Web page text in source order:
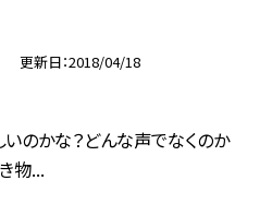
更新日 2018/04/18
のかな？どんな声でなくのか
物...